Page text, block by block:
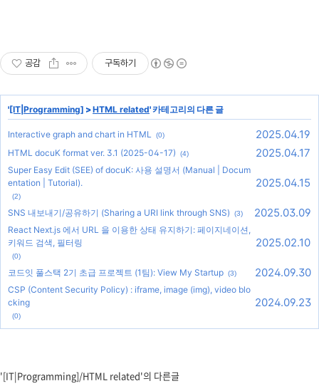
공감 구독하기
'[IT|Programming] >HTML related' 카테고리의 다른 글
Interactive graph and chart in HTML (0) 2025.04.19
HTML docuK format ver. 3.1 (2025-04-17) (4) 2025.04.17
Super Easy Edit (SEE) of docuK: 사용 설명서 (Manual | Docum
entation | Tutorial).
(2)
2025.04.15
SNS 내보내기/공유하기 (Sharing a URI link through SNS) (3) 2025.03.09
React Next.js 에서 URL 을 이용한 상태 유지하기: 페이지네이션,
키워드 검색, 필터링
(0)
2025.02.10
코드잇 풀스택 2기 초급 프로젝트 (1팀): View My Startup (3) 2024.09.30
CSP (Content Security Policy) : iframe, image (img), video blo
cking
(0)
2024.09.23
'[IT|Programming]/HTML related'의 다른글